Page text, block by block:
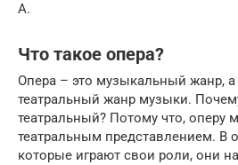
А.
Что такое опера?
Опера – это музыкальный жанр, а
театральный жанр музыки.
театральный? Потому что, оперу
театральным представлением. В
которые играют свои роли, они